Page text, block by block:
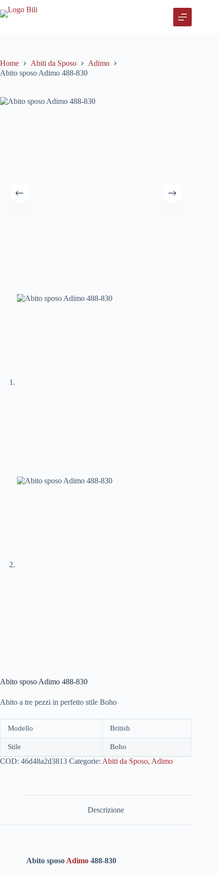
al
Home Abiti da Sposo
Adimo
Abito sposo Adimo 488-830
Abito sposo Adimo 488-830
Abito a tre pezzi in perfetto stile Boho
Modello British
Stile Boho
COD: 46d48a2d3813 Categorie: Abiti da Sposo, Adimo
Descrizione
Abito sposo Adimo488-830